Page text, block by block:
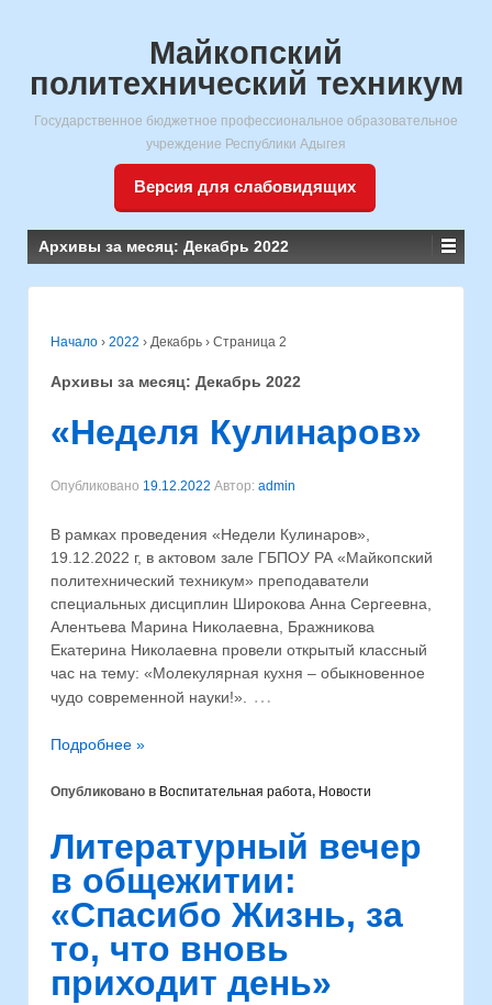
Майкопский
политехнический техникум
Государственное бюджетное профессиональное образовательное
учреждение Республики Адыгея
Версия для слабовидящих
Архивы за месяц: Декабрь 2022
Начало › 2022 › Декабрь › Страница 2
Архивы за месяц: Декабрь 2022
«Неделя Кулинаров»
Опубликовано 19.12.2022 Автор: admin
В рамках проведения «Недели Кулинаров»,
19.12.2022 г, в актовом зале ГБПОУ РА «Майкопский
политехнический техникум» преподаватели
специальных дисциплин Широкова Анна Сергеевна,
Алентьева Марина Николаевна, Бражникова
Екатерина Николаевна провели открытый классный
час на тему: «Молекулярная кухня – обыкновенное
чудо современной науки!».
…
Подробнее »
Опубликовано в Воспитательная работа, Новости
Литературный вечер
в общежитии:
«Спасибо Жизнь, за
то, что вновь
приходит день»